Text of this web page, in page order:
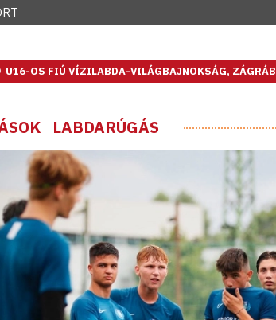
U16-OS FIÚ VÍZILABDA-VILÁGBAJNOKSÁG, ZÁGRÁB
LABDARÚGÁS